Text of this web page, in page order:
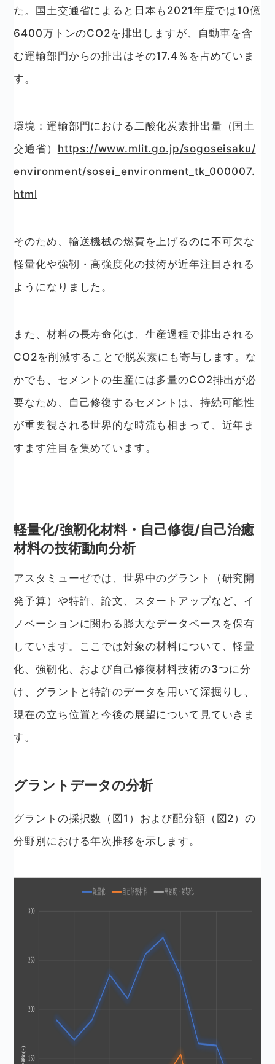
た。国土交通省によると日本も2021年度では10億
6400万トンのCO2を排出しますが、自動車を含
む運輸部門からの排出はその17.4％を占めていま
す。
環境：運輸部門における二酸化炭素排出量（国土
交通省） https://www.mlit.go.jp/sogoseisaku/
environment/sosei_environment_tk_000007.
html
そのため、輸送機械の燃費を上げるのに不可欠な
軽量化や強靭・高強度化の技術が近年注目される
ようになりました。
また、材料の長寿命化は、生産過程で排出される
CO2を削減することで脱炭素にも寄与します。な
かでも、セメントの生産には多量のCO2排出が必
要なため、自己修復するセメントは、持続可能性
が重要視される世界的な時流も相まって、近年ま
すます注目を集めています。
軽量化/強靭化材料・自己修復/自己治癒
材料の技術動向分析
アスタミューゼでは、世界中のグラント（研究開
発予算）や特許、論文、スタートアップなど、イ
ノベーションに関わる膨大なデータベースを保有
しています。ここでは対象の材料について、軽量
化、強靭化、および自己修復材料技術の3つに分
け、グラントと特許のデータを用いて深掘りし、
現在の立ち位置と今後の展望について見ていきま
す。
グラントデータの分析
グラントの採択数（図1）および配分額（図2）の
分野別における年次推移を示します。